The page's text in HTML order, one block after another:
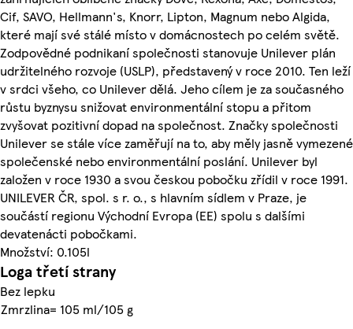
Cif, SAVO, Hellmann's, Knorr, Lipton, Magnum nebo Algida,
které mají své stálé místo v domácnostech po celém světě.
Zodpovědné podnikaní společnosti stanovuje Unilever plán
udržitelného rozvoje (USLP), představený v roce 2010. Ten leží
v srdci všeho, co Unilever dělá. Jeho cílem je za současného
růstu byznysu snižovat environmentální stopu a přitom
zvyšovat pozitivní dopad na společnost. Značky společnosti
Unilever se stále více zaměřují na to, aby měly jasně vymezené
společenské nebo environmentální poslání. Unilever byl
založen v roce 1930 a svou českou pobočku zřídil v roce 1991.
UNILEVER ČR, spol. s r. o., s hlavním sídlem v Praze, je
součástí regionu Východní Evropa (EE) spolu s dalšími
devatenácti pobočkami.
Množství: 0.105l
Loga třetí strany
Bez lepku
Zmrzlina= 105 ml/105 g